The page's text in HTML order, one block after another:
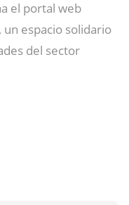
el portal web
un espacio solidario
del sector